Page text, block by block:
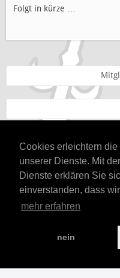
Cookies erleichtern
unserer Dienste. Mit
Dienste erklären Sie
einverstanden, dass
mehr erfahren
nein
Folgt in kürze …
powered byHellwach Apps